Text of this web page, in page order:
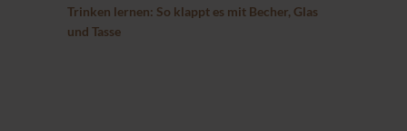
Trinken lernen: So klappt es mit Becher, Glas
und Tasse